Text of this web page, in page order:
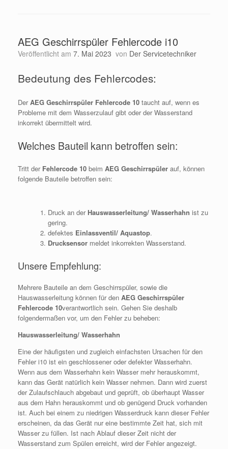
AEG Geschirrspüler Fehlercode i10
Veröffentlicht am 7. Mai 2023 von Der Servicetechniker
Bedeutung des Fehlercodes:
DerAEG Geschirrspüler Fehlercode 10 taucht auf, wenn es
Probleme mit dem Wasserzulauf gibt oder der Wasserstand
inkorrekt übermittelt wird.
Welches Bauteil kann betroffen sein:
Tritt der Fehlercode 10 beim AEG Geschirrspüler auf, können
folgende Bauteile betroffen sein:
Druck an der Hauswasserleitung/ Wasserhahn ist zu
gering.
defektes Einlassventil/ Aquastop.
Drucksensor meldet inkorrekten Wasserstand.
Unsere Empfehlung:
Mehrere Bauteile an dem Geschirrspüler, sowie die
Hauswasserleitung können für den AEG Geschirrspüler
Fehlercode 10verantwortlich sein. Gehen Sie deshalb
folgendermaßen vor, um den Fehler zu beheben:
Hauswasserleitung/ Wasserhahn
Eine der häufigsten und zugleich einfachsten Ursachen für den
Fehler i10 ist ein geschlossener oder defekter Wasserhahn.
Wenn aus dem Wasserhahn kein Wasser mehr herauskommt,
kann das Gerät natürlich kein Wasser nehmen. Dann wird zuerst
der Zulaufschlauch abgebaut und geprüft, ob überhaupt Wasser
aus dem Hahn herauskommt und ob genügend Druck vorhanden
ist. Auch bei einem zu niedrigen Wasserdruck kann dieser Fehler
erscheinen, da das Gerät nur eine bestimmte Zeit hat, sich mit
Wasser zu füllen. Ist nach Ablauf dieser Zeit nicht der
Wasserstand zum Spülen erreicht, wird der Fehler angezeigt.